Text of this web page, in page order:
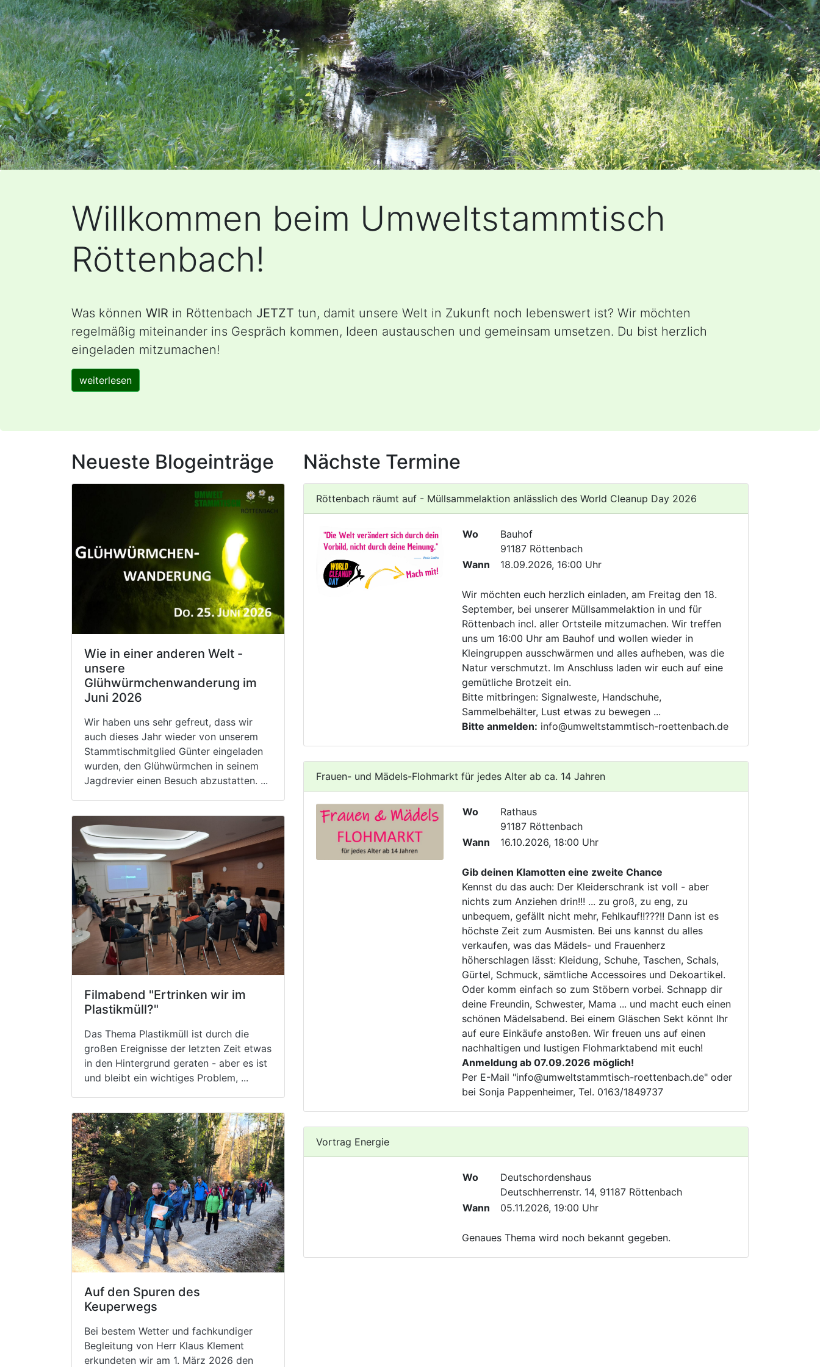
Willkommen beim Umweltstammtisch
Röttenbach!
Was können WIR in Röttenbach JETZT tun, damit unsere Welt in Zukunft noch lebenswert ist? Wir möchten
regelmäßig miteinander ins Gespräch kommen, Ideen austauschen und gemeinsam umsetzen. Du bist herzlich
eingeladen mitzumachen!
weiterlesen
Neueste Blogeinträge
Wie in einer anderen Welt -
unsere
Glühwürmchenwanderung im
Juni 2026
Wir haben uns sehr gefreut, dass wir
auch dieses Jahr wieder von unserem
Stammtischmitglied Günter eingeladen
wurden, den Glühwürmchen in seinem
Jagdrevier einen Besuch abzustatten. ...
Filmabend "Ertrinken wir im
Plastikmüll?"
Das Thema Plastikmüll ist durch die
großen Ereignisse der letzten Zeit etwas
in den Hintergrund geraten - aber es ist
und bleibt ein wichtiges Problem, ...
Auf den Spuren des
Keuperwegs
Bei bestem Wetter und fachkundiger
Begleitung von Herr Klaus Klement
erkundeten wir am 1. März 2026 den
Nächste Termine
Röttenbach räumt auf - Müllsammelaktion anlässlich des World Cleanup Day 2026
Wo
Bauhof
91187 Röttenbach
Wann
18.09.2026, 16:00 Uhr
Wir möchten euch herzlich einladen, am Freitag den 18.
September, bei unserer Müllsammelaktion in und für
Röttenbach incl. aller Ortsteile mitzumachen. Wir treffen
uns um 16:00 Uhr am Bauhof und wollen wieder in
Kleingruppen ausschwärmen und alles aufheben, was die
Natur verschmutzt. Im Anschluss laden wir euch auf eine
gemütliche Brotzeit ein.
Bitte mitbringen: Signalweste, Handschuhe,
Sammelbehälter, Lust etwas zu bewegen ...
Bitte anmelden: info@umweltstammtisch-roettenbach.de
Frauen- und Mädels-Flohmarkt für jedes Alter ab ca. 14 Jahren
Wo
Rathaus
91187 Röttenbach
Wann
16.10.2026, 18:00 Uhr
Gib deinen Klamotten eine zweite Chance
Kennst du das auch: Der Kleiderschrank ist voll - aber
nichts zum Anziehen drin!!! ... zu groß, zu eng, zu
unbequem, gefällt nicht mehr, Fehlkauf!!???!! Dann ist es
höchste Zeit zum Ausmisten. Bei uns kannst du alles
verkaufen, was das Mädels- und Frauenherz
höherschlagen lässt: Kleidung, Schuhe, Taschen, Schals,
Gürtel, Schmuck, sämtliche Accessoires und Dekoartikel.
Oder komm einfach so zum Stöbern vorbei. Schnapp dir
deine Freundin, Schwester, Mama ... und macht euch einen
schönen Mädelsabend. Bei einem Gläschen Sekt könnt Ihr
auf eure Einkäufe anstoßen. Wir freuen uns auf einen
nachhaltigen und lustigen Flohmarktabend mit euch!
Anmeldung ab 07.09.2026 möglich!
Per E-Mail "info@umweltstammtisch-roettenbach.de" oder
bei Sonja Pappenheimer, Tel. 0163/1849737
Vortrag Energie
Wo
Deutschordenshaus
Deutschherrenstr. 14, 91187 Röttenbach
Wann
05.11.2026, 19:00 Uhr
Genaues Thema wird noch bekannt gegeben.